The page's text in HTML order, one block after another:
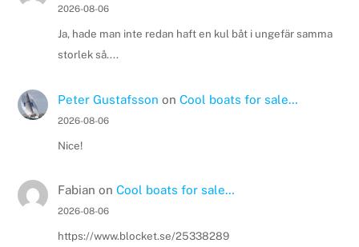
2026-08-06
Ja, hade man inte redan haft en kul båt i ungefär samma
storlek så....
Peter Gustafsson on Cool boats for sale…
2026-08-06
Nice!
Fabian on Cool boats for sale…
2026-08-06
https://www.blocket.se/25338289